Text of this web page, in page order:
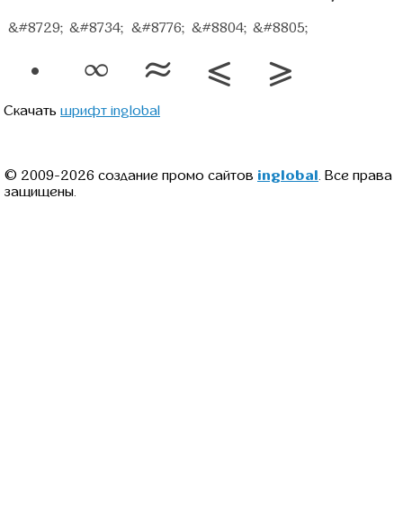
&#8729;
∙
&#8734;
∞
&#8776;
≈
&#8804;
≤
&#8805;
≥
Скачать шрифт inglobal
© 2009-2026 создание промо сайтов inglobal . Все права
защищены.